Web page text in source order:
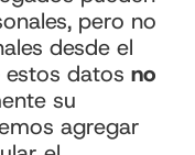
pero no
desde el
datos no
su
agregar